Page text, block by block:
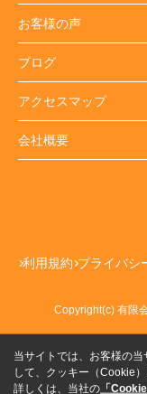
お客様の声
ブログ
アクセスマップ
会社概要
利用規約 プライバシ
Copyright(c) 有限
当サイトでは、お客様の
して、クッキー（Cookie）
詳しくは、当社の 「